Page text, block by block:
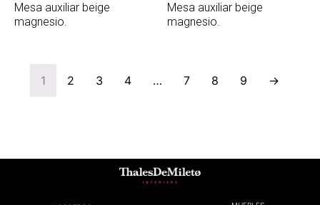
Mesa auxiliar beige
magnesio.
Mesa auxiliar beige
magnesio.
1 2 3 4 … 7 8 9 →